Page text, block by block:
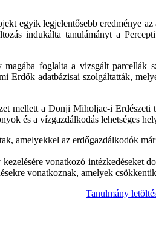
egyik legjelentősebb eredménye
indukálta tanulámányt a
foglalta a vizsgált
Erdők adatbázisai szolgáltatták,
mellett a Donji Miholjac-i Erdészeti
és a vízgazdálkodás lehetséges
amelyekkel az erdőgazdálkodók
vonatkozó intézkedéseket
vonatkoznak, amelyek
Tanulmány